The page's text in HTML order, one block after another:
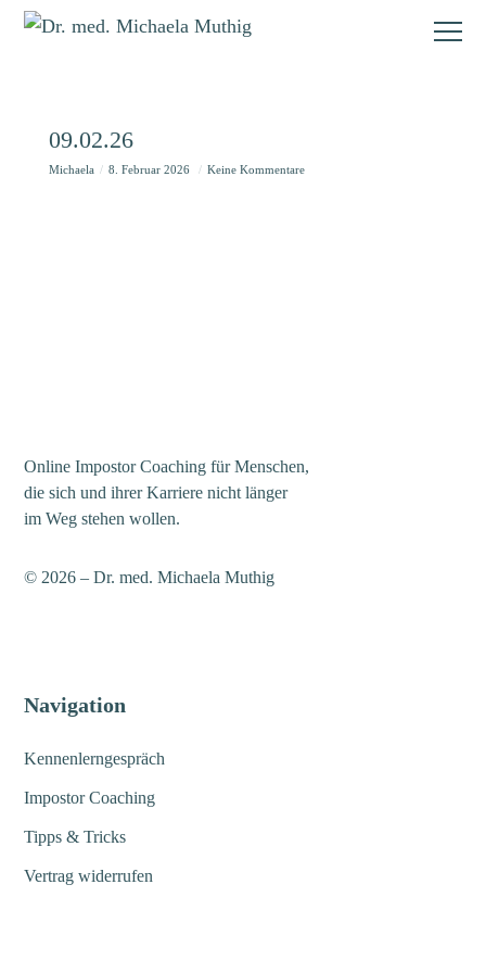
09.02.26
Michaela 8. Februar 2026 Keine Kommentare
Online Impostor Coaching für Menschen,
die sich und ihrer Karriere nicht länger
im Weg stehen wollen.
© 2026 – Dr. med. Michaela Muthig
Navigation
Kennenlerngespräch
Impostor Coaching
Tipps & Tricks
Vertrag widerrufen